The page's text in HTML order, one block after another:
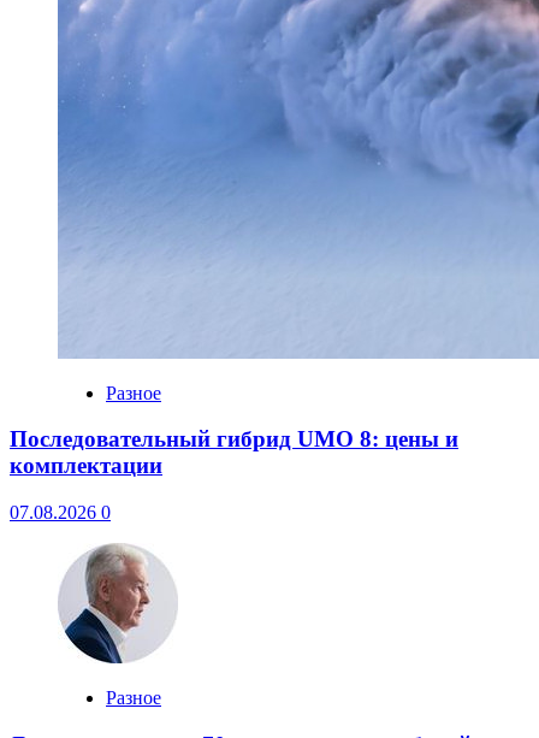
Разное
Последовательный гибрид UMO 8: цены и
комплектации
07.08.2026 0
Разное